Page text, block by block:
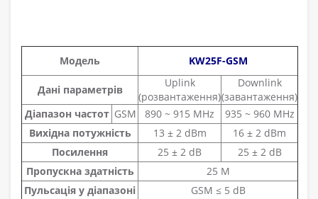
Модель KW25F-GSM
Дані параметрів
Uplink
(розвантаження)
Downlink
(завантаження)
Діапазон частот GSM 890 ~ 915 MHz
935 ~ 960 MHz
Вихідна потужність
13 ± 2 dBm
16 ± 2 dBm
Посилення
25 ± 2 dB
25 ± 2 dB
Пропускна здатність
25 M
Пульсація у діапазоні
GSM ≤ 5 dB